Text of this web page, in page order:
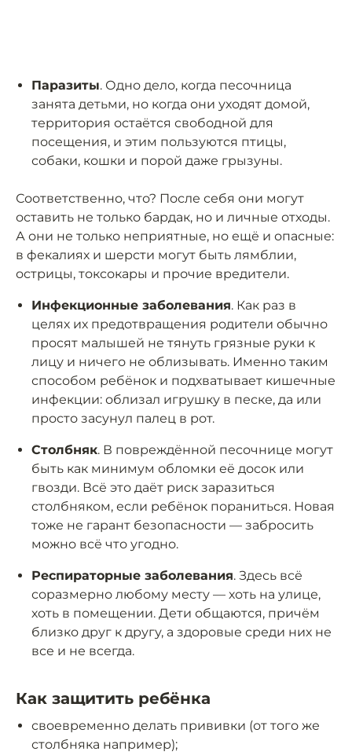
Паразиты. Одно дело, когда песочница
занята детьми, но когда они уходят домой,
территория остаётся свободной для
посещения, и этим пользуются птицы,
собаки, кошки и порой даже грызуны.
Соответственно, что? После себя они могут
оставить не только бардак, но и личные отходы.
А они не только неприятные, но ещё и опасные:
в фекалиях и шерсти могут быть лямблии,
острицы, токсокары и прочие вредители.
Инфекционные заболевания. Как раз в
целях их предотвращения родители обычно
просят малышей не тянуть грязные руки к
лицу и ничего не облизывать. Именно таким
способом ребёнок и подхватывает кишечные
инфекции: облизал игрушку в песке, да или
просто засунул палец в рот.
Столбняк. В повреждённой песочнице могут
быть как минимум обломки её досок или
гвозди. Всё это даёт риск заразиться
столбняком, если ребёнок пораниться. Новая
тоже не гарант безопасности — забросить
можно всё что угодно.
Респираторные заболевания. Здесь всё
соразмерно любому месту — хоть на улице,
хоть в помещении. Дети общаются, причём
близко друг к другу, а здоровые среди них не
все и не всегда.
Как защитить ребёнка
своевременно делать прививки (от того же
столбняка например);